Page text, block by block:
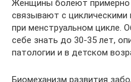
Женщины болеют
связывают с
при менструальном цикле.
себе знать до 30-35 лет,
патологии и в детском
Биомеханизм развития